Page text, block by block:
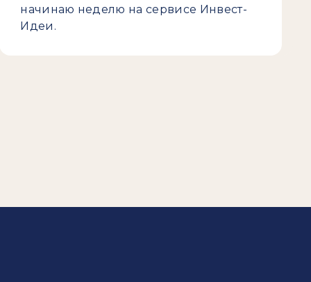
начинаю неделю на сервисе Инвест-
Идеи.